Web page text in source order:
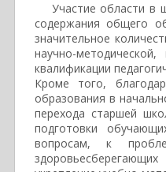
Участие области в
содержания общего
значительное
научно-
квалификации
Кроме того,
образования в
перехода старшей
подготовки
вопросам, к